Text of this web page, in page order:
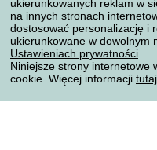
ukierunkowanych reklam w
na innych stronach
dostosować personalizację i
ukierunkowane w dowolnym
Ustawieniach prywatności
Niniejsze strony internetowe
cookie. Więcej informacji tutaj
Metody płatności